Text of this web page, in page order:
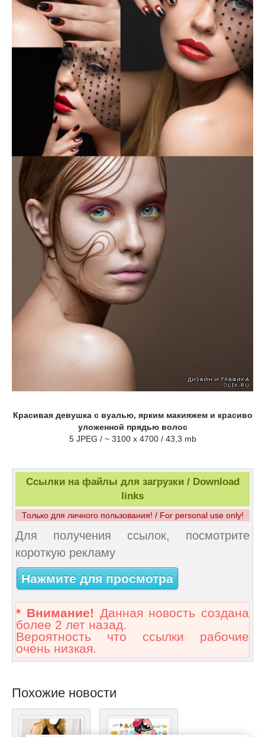
Красивая девушка с вуалью, ярким макияжем и красиво
уложенной прядью волос
5 JPEG / ~ 3100 x 4700 / 43,3 mb
Ссылки на файлы для загрузки / Download
links
Только для личного пользования! / For personal use only!
Для получения ссылок, посмотрите
короткую рекламу
Нажмите для просмотра
* Внимание! Данная новость создана
более 2 лет назад.
Вероятность что ссылки рабочие
очень низкая.
Похожие новости